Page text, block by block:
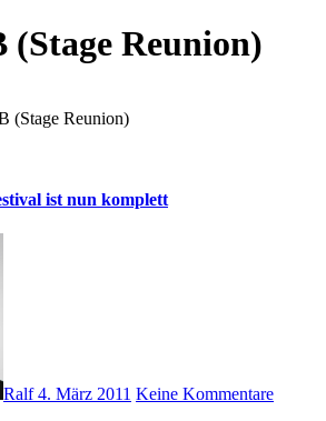
Reunion)
(Stage Reunion)
ist nun komplett
Ralf4. März 2011 Keine Kommentare